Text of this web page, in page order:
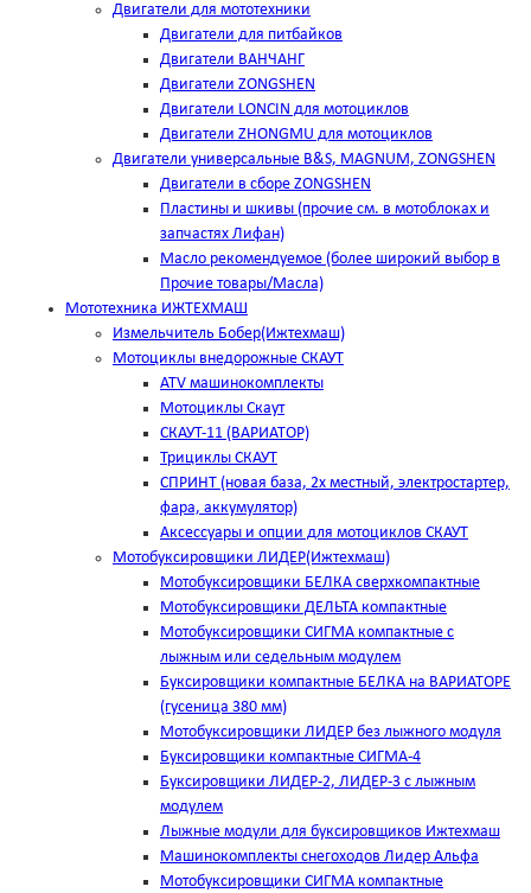
Двигатели для мототехники
Двигатели для питбайков
Двигатели ВАНЧАНГ
Двигатели ZONGSHEN
Двигатели LONCIN для мотоциклов
Двигатели ZHONGMU для мотоциклов
Двигатели универсальные B&S, MAGNUM, ZONGSHEN
Двигатели в сборе ZONGSHEN
Пластины и шкивы (прочие см. в мотоблоках и
запчастях Лифан)
Масло рекомендуемое (более широкий выбор в
Прочие товары/Масла)
Мототехника ИЖТЕХМАШ
Измельчитель Бобер(Ижтехмаш)
Мотоциклы внедорожные СКАУТ
ATV машинокомплекты
Мотоциклы Скаут
СКАУТ-11 (ВАРИАТОР)
Трициклы СКАУТ
СПРИНТ (новая база, 2х местный, электростартер,
фара, аккумулятор)
Аксессуары и опции для мотоциклов СКАУТ
Мотобуксировщики ЛИДЕР(Ижтехмаш)
Мотобуксировщики БЕЛКА сверхкомпактные
Мотобуксировщики ДЕЛЬТА компактные
Мотобуксировщики СИГМА компактные с
лыжным или седельным модулем
Буксировщики компактные БЕЛКА на ВАРИАТОРЕ
(гусеница 380 мм)
Мотобуксировщики ЛИДЕР без лыжного модуля
Буксировщики компактные СИГМА-4
Буксировщики ЛИДЕР-2, ЛИДЕР-3 c лыжным
модулем
Лыжные модули для буксировщиков Ижтехмаш
Машинокомплекты снегоходов Лидер Альфа
Мотобуксировщики СИГМА компактные